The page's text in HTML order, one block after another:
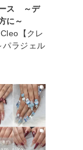
ース ～デ
に～
【クレ
パラジェル